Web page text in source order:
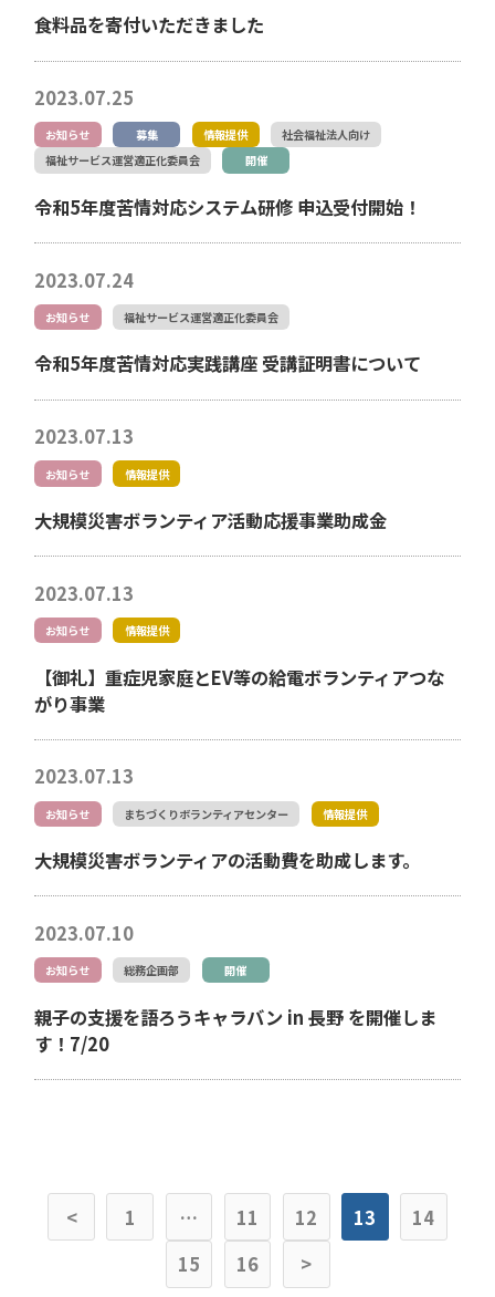
食料品を寄付いただきました
2023.07.25
お知らせ 募集 情報提供
社会福祉法人向け
福祉サービス運営適正化委員会
開催
令和5年度苦情対応システム研修 申込受付開始！
2023.07.24
お知らせ 福祉サービス運営適正化委員会
令和5年度苦情対応実践講座 受講証明書について
2023.07.13
お知らせ 情報提供
大規模災害ボランティア活動応援事業助成金
2023.07.13
お知らせ 情報提供
【御礼】重症児家庭とEV等の給電ボランティアつな
がり事業
2023.07.13
お知らせ まちづくりボランティアセンター 情報提供
大規模災害ボランティアの活動費を助成します。
2023.07.10
お知らせ 総務企画部 開催
親子の支援を語ろうキャラバン in 長野 を開催しま
す！7/20
< 1 … 11 12 13
14
15
16 >